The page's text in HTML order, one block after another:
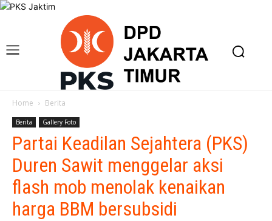
Home Berita
Berita Gallery Foto
Partai Keadilan Sejahtera (PKS)
Duren Sawit menggelar aksi
flash mob menolak kenaikan
harga BBM bersubsidi